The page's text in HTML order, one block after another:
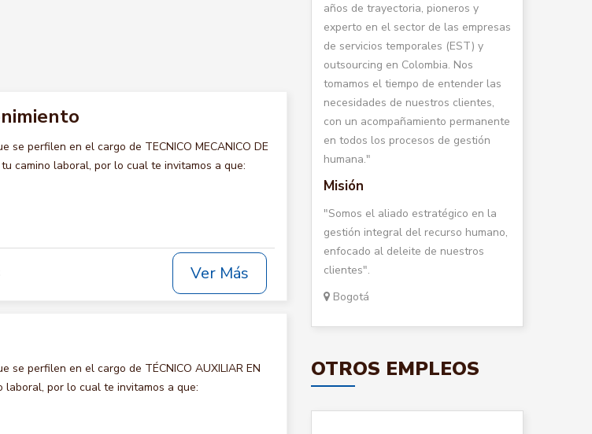
perfilen en el cargo de TECNICO MECANICO DE
camino laboral, por lo cual te invitamos a que:
Ver Más
se perfilen en el cargo de TÉCNICO AUXILIAR EN
laboral, por lo cual te invitamos a que:
años de trayectoria, pioneros y
experto en el sector de las empresas
de servicios temporales (EST) y
outsourcing en Colombia. Nos
tomamos el tiempo de entender las
necesidades de nuestros clientes,
con un acompañamiento permanente
en todos los procesos de gestión
humana."
Misión
"Somos el aliado estratégico en la
gestión integral del recurso humano,
enfocado al deleite de nuestros
clientes".
Bogotá
OTROS EMPLEOS